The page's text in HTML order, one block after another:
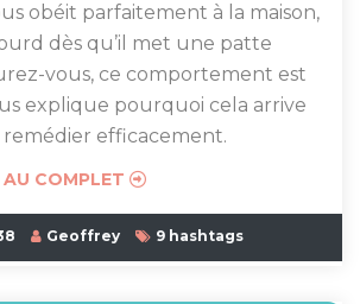
obéit parfaitement à la maison,
dès qu’il met une patte
vous, ce comportement est
explique pourquoi cela arrive
efficacement.
COMPLET
Geoffrey 9 hashtags